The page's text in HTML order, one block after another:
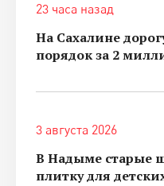
23 часа назад
На Сахалине
порядок за 2
3 августа 2026
В Надыме старые
плитку для